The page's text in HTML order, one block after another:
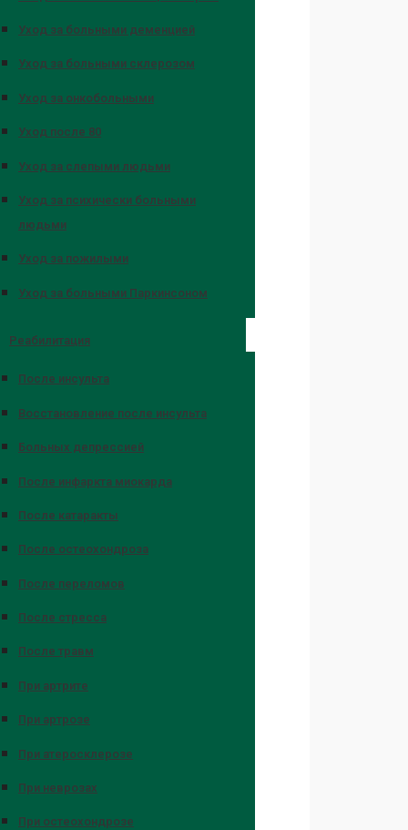
Уход за больными деменцией
Уход за больными склерозом
Уход за онкобольными
Уход после 80
Уход за слепыми людьми
Уход за психически больными
людьми
Уход за пожилыми
Уход за больными Паркинсоном
Реабилитация
После инсульта
Восстановление после инсульта
Больных депрессией
После инфаркта миокарда
После катаракты
После остеохондроза
После переломов
После стресса
После травм
При артрите
При артрозе
При атеросклерозе
При неврозах
При остеохондрозе